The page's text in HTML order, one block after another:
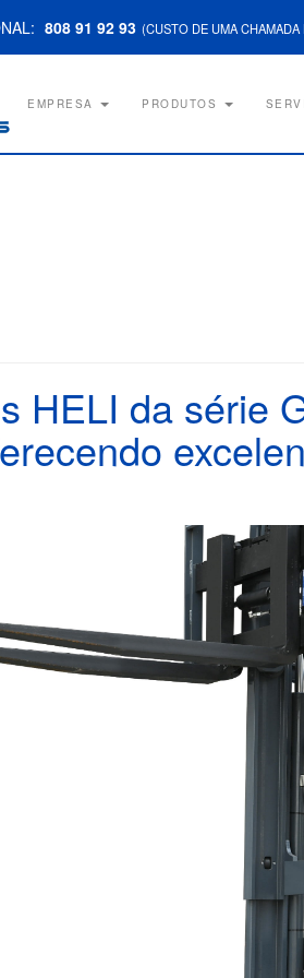
808 91 92 93 (CUSTO DE UMA
EMPRESA PRODUTOS
HELI da série